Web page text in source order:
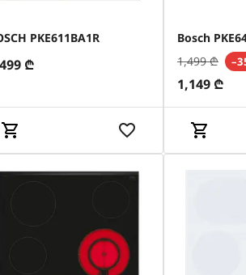
PKE611BA1R
₾
Bosch
1,499₾
1,149 ₾